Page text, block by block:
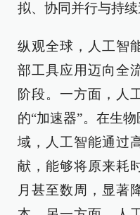
拟、协同并行与持续
纵观全球，人工智
部工具应用迈向全
阶段。一方面，人
的“加速器”。在生
域，人工智能通过
献，能够将原来耗
月甚至数周，显著